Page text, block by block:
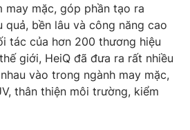
English
may mặc, góp phần tạo ra
quả, bền lâu và công năng cao
tác của hơn 200 thương hiệu
giới, HeiQ đã đưa ra rất nhiều
vào trong ngành may mặc,
thân thiện môi trường, kiểm